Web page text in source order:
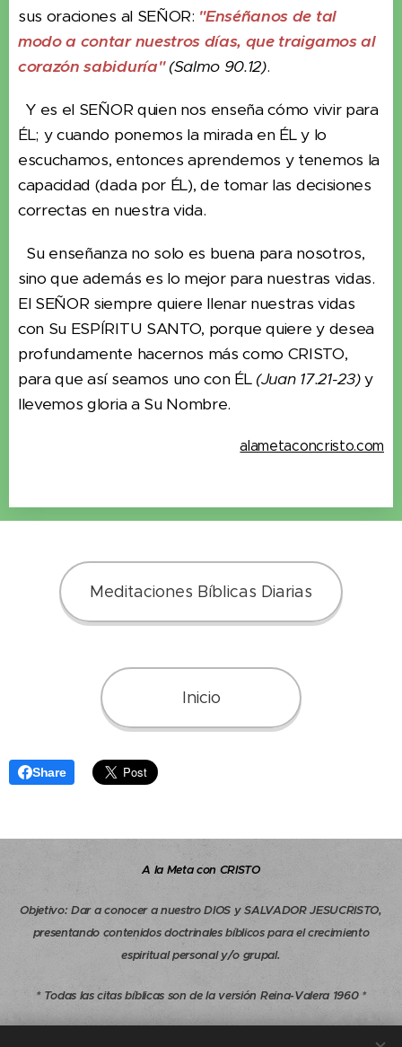
sus oraciones al SEÑOR: "Enséñanos de tal
modo a contar nuestros días, que traigamos al
corazón sabiduría"(Salmo 90.12).
Y es el SEÑOR quien nos enseña cómo vivir para
ÉL; y cuando ponemos la mirada en ÉL y lo
escuchamos, entonces aprendemos y tenemos la
capacidad (dada por ÉL), de tomar las decisiones
correctas en nuestra vida.
Su enseñanza no solo es buena para nosotros,
sino que además es lo mejor para nuestras vidas.
El SEÑOR siempre quiere llenar nuestras vidas
con Su ESPÍRITU SANTO, porque quiere y desea
profundamente hacernos más como CRISTO,
para que así seamos uno con ÉL (Juan 17.21-23)y
llevemos gloria a Su Nombre.
alametaconcristo.com
Meditaciones Bíblicas Diarias
Inicio
Share
A la Meta con CRISTO
Objetivo:Dar a conocer a nuestro DIOS y SALVADOR JESUCRISTO,
presentando contenidos doctrinales bíblicos para el crecimiento
espiritual personal y/o grupal.
* Todas las citas bíblicas son de la versión Reina-Valera 1960 *